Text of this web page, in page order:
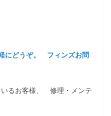
にどうぞ。 フィンズお問
るお客様、 修理・メンテ